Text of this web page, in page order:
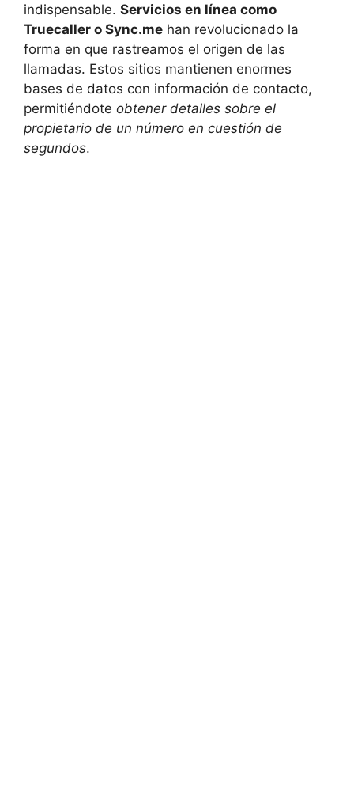
indispensable. Servicios en línea como
Truecaller o Sync.me han revolucionado la
forma en que rastreamos el origen de las
llamadas. Estos sitios mantienen enormes
bases de datos con información de contacto,
permitiéndote obtener detalles sobre el
propietario de un número en cuestión de
segundos.